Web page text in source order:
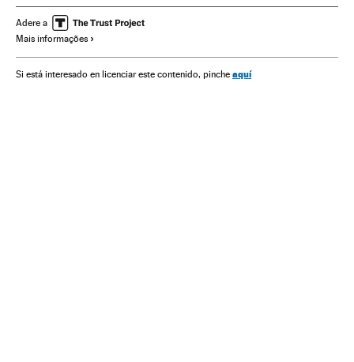
Laboratorio de felicidad Blogs
Adere a
Mais informações
Si está interesado en licenciar este contenido, pinche aquí